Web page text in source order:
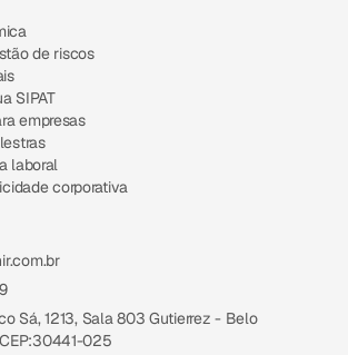
de riscos
SIPAT
empresas
laboral
corporativa
Sá, 1213, Sala 803 Gutierrez - Belo
025